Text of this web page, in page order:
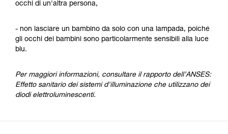
occhi di un'altra persona,
- non lasciare un bambino da solo con una lampada, poiché
gli occhi dei bambini sono particolarmente sensibili alla luce
blu.
Per maggiori informazioni, consultare il rapporto dell’ANSES:
Effetto sanitario dei sistemi d'illuminazione che utilizzano dei
diodi elettroluminescenti.